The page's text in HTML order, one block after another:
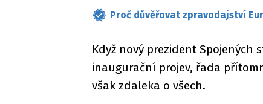
Proč důvěřovat zpravodajství
Když nový prezident Spojených
inaugurační projev, řada
však zdaleka o všech.